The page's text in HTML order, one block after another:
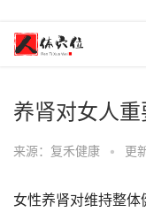
养肾对女人重
来源：复禾健康 • 更
女性养肾对维持整